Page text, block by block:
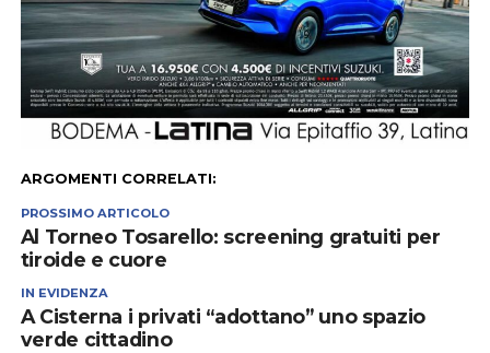
ARGOMENTI CORRELATI:
PROSSIMO ARTICOLO
Al Torneo Tosarello: screening gratuiti per
tiroide e cuore
IN EVIDENZA
A Cisterna i privati “adottano” uno spazio
verde cittadino